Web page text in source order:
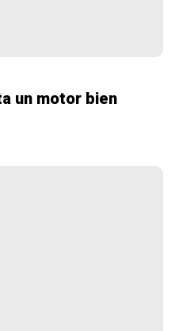
un motor bien